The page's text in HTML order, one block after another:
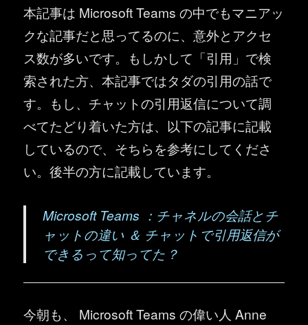
本記事は Microsoft Teams の中でもマニアッ
クな記事だと思ってるのに、意外とアクセ
ス数が多いです。もしかして「引用」で検
索された方、本記事ではタダの引用の話で
す。もし、チャットの引用返信について調
べてたどり着いた方は、以下の記事に記載
しているので、そちらを参考にしてくださ
い。後半の方に記載しています。
Microsoft Teams ：チャネルの会話とチ
ャットの違い ＆ チャットで引用返信が
できるって知ってた？
今朝も、 Microsoft Teams の偉い人 Anne